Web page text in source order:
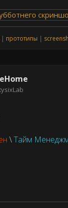
прототипы
\Тайм